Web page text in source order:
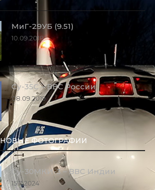
МиГ-29УБ (9.51)
10.09.2018
Су-35С – ВВС России
08.09.2019
НОВЫЕ ФОТОГРАФИИ
Су-30МКИ-3 – ВВС Индии
15.11.2024